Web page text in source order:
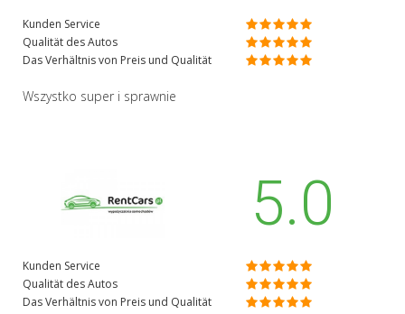
Kunden Service
Qualität des Autos
Das Verhältnis von Preis und Qualität
Wszystko super i sprawnie
5.0
Kunden Service
Qualität des Autos
Das Verhältnis von Preis und Qualität